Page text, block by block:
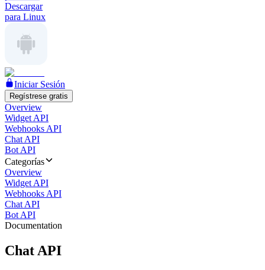
Descargar
para Linux
Iniciar Sesión
Regístrese gratis
Overview
Widget API
Webhooks API
Chat API
Bot API
Categorías
Overview
Widget API
Webhooks API
Chat API
Bot API
Documentation
Chat API